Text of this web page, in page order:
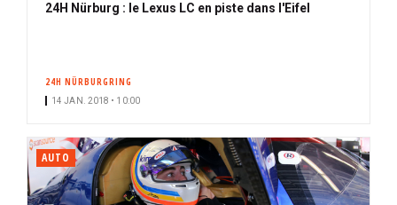
24H Nürburg : le Lexus LC en piste dans l'Eifel
24H NÜRBURGRING
14 JAN. 2018 • 10:00
AUTO